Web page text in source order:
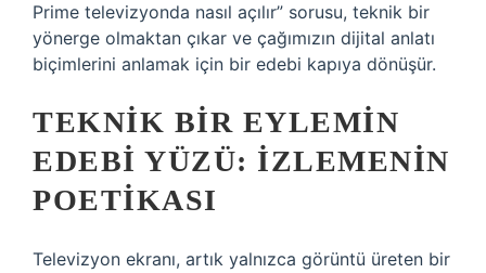
Prime televizyonda nasıl açılır” sorusu, teknik bir
yönerge olmaktan çıkar ve çağımızın dijital anlatı
biçimlerini anlamak için bir edebi kapıya dönüşür.
TEKNIK BIR EYLEMIN
EDEBI YÜZÜ: İZLEMENIN
POETIKASI
Televizyon ekranı, artık yalnızca görüntü üreten bir